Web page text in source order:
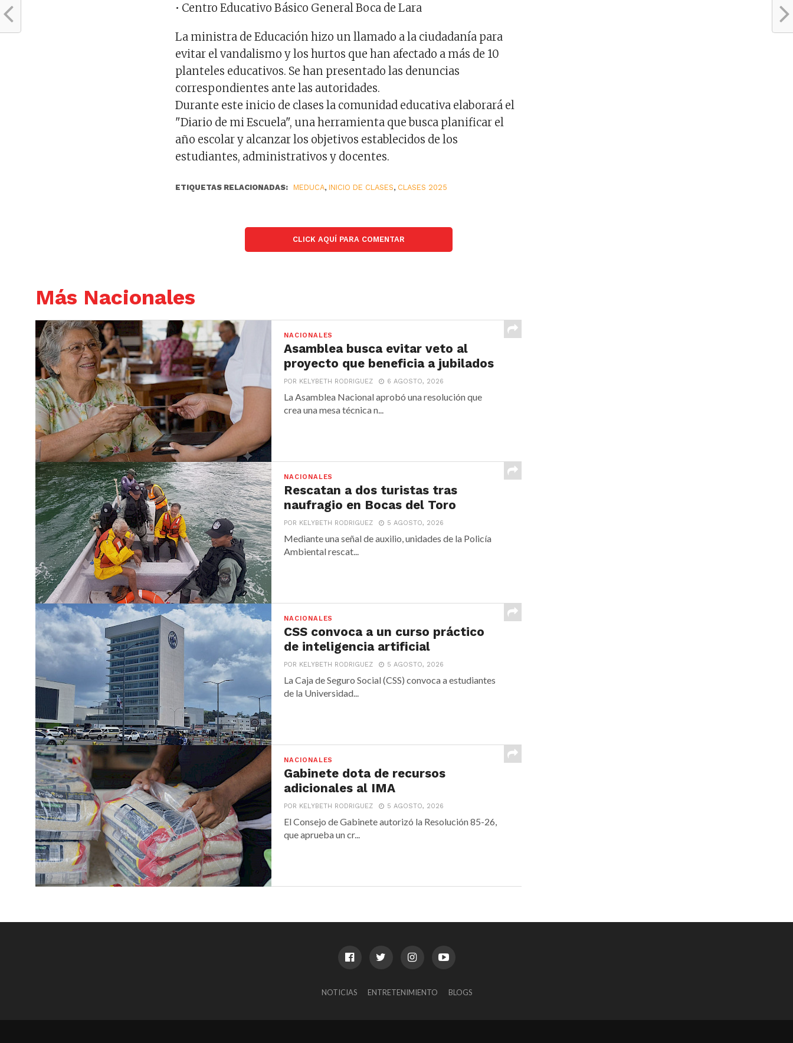
• Centro Educativo Básico General Boca de Lara
La ministra de Educación hizo un llamado a la ciudadanía para
evitar el vandalismo y los hurtos que han afectado a más de 10
planteles educativos. Se han presentado las denuncias
correspondientes ante las autoridades.
Durante este inicio de clases la comunidad educativa elaborará el
"Diario de mi Escuela", una herramienta que busca planificar el
año escolar y alcanzar los objetivos establecidos de los
estudiantes, administrativos y docentes.
ETIQUETAS RELACIONADAS: MEDUCA,INICIO DE CLASES, CLASES 2025
CLICK AQUÍ PARA COMENTAR
Más Nacionales
NACIONALES
Asamblea busca evitar veto al
proyecto que beneficia a jubilados
POR KELYBETH RODRIGUEZ 6 AGOSTO, 2026
La Asamblea Nacional aprobó una resolución que
crea una mesa técnica n...
NACIONALES
Rescatan a dos turistas tras
naufragio en Bocas del Toro
POR KELYBETH RODRIGUEZ 5 AGOSTO, 2026
Mediante una señal de auxilio, unidades de la Policía
Ambiental rescat...
NACIONALES
CSS convoca a un curso práctico
de inteligencia artificial
POR KELYBETH RODRIGUEZ 5 AGOSTO, 2026
La Caja de Seguro Social (CSS) convoca a estudiantes
de la Universidad...
NACIONALES
Gabinete dota de recursos
adicionales al IMA
POR KELYBETH RODRIGUEZ 5 AGOSTO, 2026
El Consejo de Gabinete autorizó la Resolución 85-26,
que aprueba un cr...
NOTICIAS ENTRETENIMIENTO BLOGS